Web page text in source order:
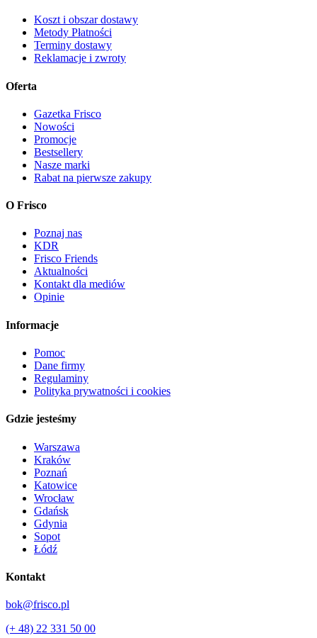
Koszt i obszar dostawy
Metody Płatności
Terminy dostawy
Reklamacje i zwroty
Oferta
Gazetka Frisco
Nowości
Promocje
Bestsellery
Nasze marki
Rabat na pierwsze zakupy
O Frisco
Poznaj nas
KDR
Frisco Friends
Aktualności
Kontakt dla mediów
Opinie
Informacje
Pomoc
Dane firmy
Regulaminy
Polityka prywatności i cookies
Gdzie jesteśmy
Warszawa
Kraków
Poznań
Katowice
Wrocław
Gdańsk
Gdynia
Sopot
Łódź
Kontakt
bok@frisco.pl
(+ 48) 22 331 50 00